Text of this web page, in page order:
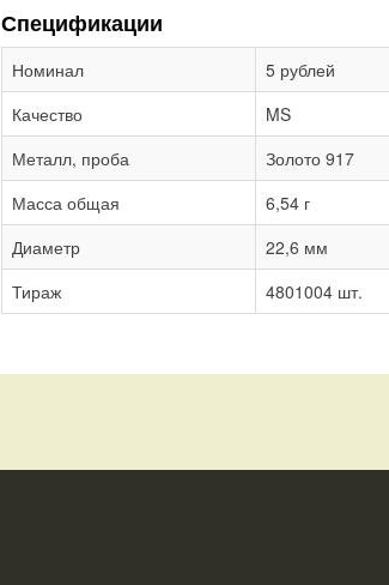
Спецификации
Номинал
5 рублей
Качество
MS
Металл, проба
Золото 917
Масса общая
6,54 г
Диаметр
22,6 мм
Тираж
4801004 шт.